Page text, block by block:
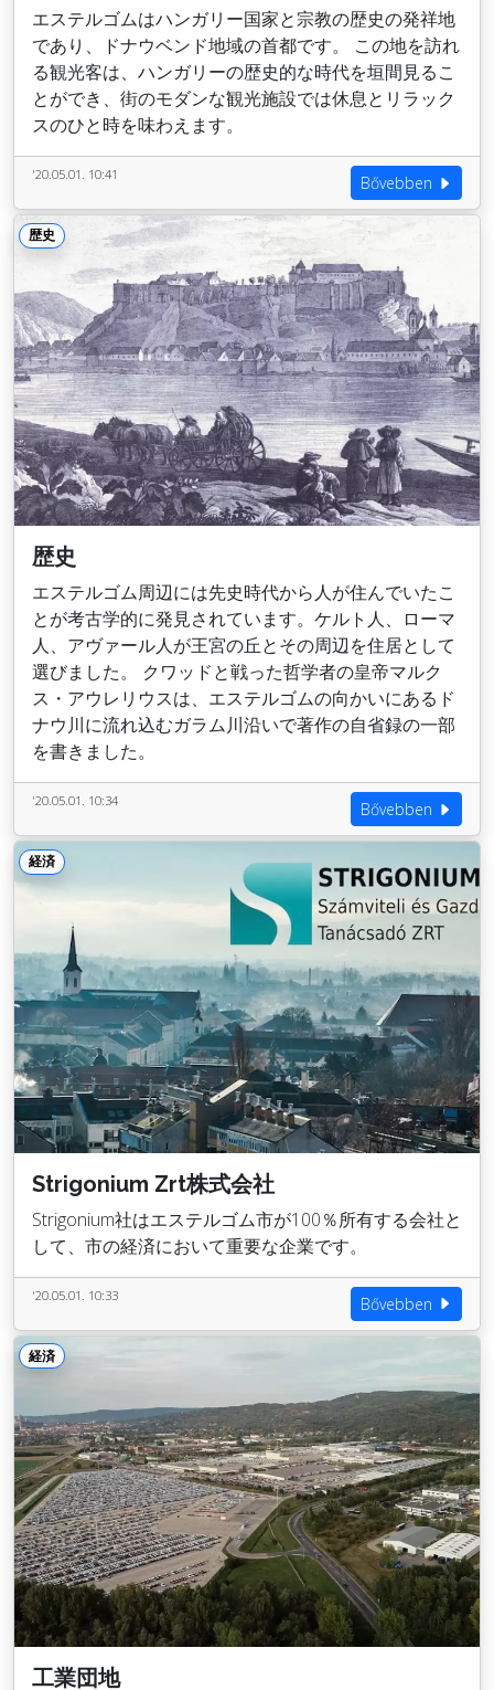
エステルゴムはハンガリー国家と宗教の歴史の発祥地
であり、ドナウベンド地域の首都です。 この地を訪れ
る観光客は、ハンガリーの歴史的な時代を垣間見るこ
とができ、街のモダンな観光施設では休息とリラック
スのひと時を味わえます。
'20.05.01. 10:41 Bővebben
歴史
歴史
エステルゴム周辺には先史時代から人が住んでいたこ
とが考古学的に発見されています。ケルト人、ローマ
人、アヴァール人が王宮の丘とその周辺を住居として
選びました。 クワッドと戦った哲学者の皇帝マルク
ス・アウレリウスは、エステルゴムの向かいにあるド
ナウ川に流れ込むガラム川沿いで著作の自省録の一部
を書きました。
'20.05.01. 10:34 Bővebben
経済
Strigonium Zrt株式会社
Strigonium社はエステルゴム市が100％所有する会社と
して、市の経済において重要な企業です。
'20.05.01. 10:33 Bővebben
経済
工業団地